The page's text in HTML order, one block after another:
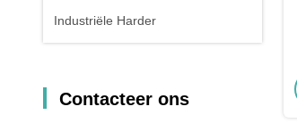
Industriële Harder
Contacteer ons